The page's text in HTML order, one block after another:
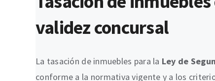
validez concursal
La tasación de inmuebles para la Ley de
conforme a la normativa vigente y a los